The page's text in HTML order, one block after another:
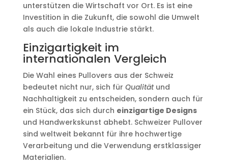
unterstützen die Wirtschaft vor Ort. Es ist eine
Investition in die Zukunft, die sowohl die Umwelt
als auch die lokale Industrie stärkt.
Einzigartigkeit im
internationalen Vergleich
Die Wahl eines Pullovers aus der Schweiz
bedeutet nicht nur, sich für Qualitätund
Nachhaltigkeit zu entscheiden, sondern auch für
ein Stück, das sich durch einzigartige Designs
und Handwerkskunst abhebt. Schweizer Pullover
sind weltweit bekannt für ihre hochwertige
Verarbeitung und die Verwendung erstklassiger
Materialien.